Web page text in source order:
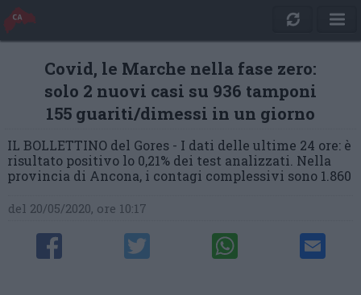
Covid, le Marche nella fase zero:
solo 2 nuovi casi su 936 tamponi
155 guariti/dimessi in un giorno
IL BOLLETTINO del Gores - I dati delle ultime 24 ore: è
risultato positivo lo 0,21% dei test analizzati. Nella
provincia di Ancona, i contagi complessivi sono 1.860
del 20/05/2020, ore 10:17